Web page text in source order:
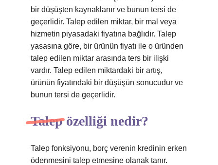
bir düşüşten kaynaklanır ve bunun tersi de
geçerlidir. Talep edilen miktar, bir mal veya
hizmetin piyasadaki fiyatına bağlıdır. Talep
yasasına göre, bir ürünün fiyatı ile o üründen
talep edilen miktar arasında ters bir ilişki
vardır. Talep edilen miktardaki bir artış,
ürünün fiyatındaki bir düşüşün sonucudur ve
bunun tersi de geçerlidir.
Talep özelliği nedir?
Talep fonksiyonu, borç verenin kredinin erken
ödenmesini talep etmesine olanak tanır.